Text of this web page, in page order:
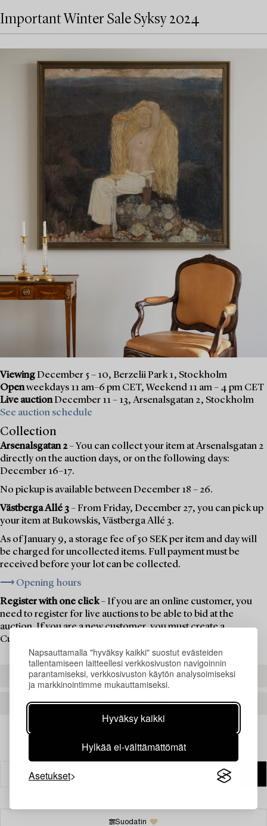
Napsauttamalla "hyväksy kaikki" suostut evästeiden
tallentamiseen laitteellesi verkkosivuston navigoinnin
parantamiseksi, verkkosivuston käytön analysoimiseksi
ja markkinointimme mukauttamiseksi.
Hyväksy kaikki
Hylkää ei-välttämättömät
Asetukset
Important Winter Sale Syksy 2024
ViewingDecember 5 – 10, Berzelii Park 1, Stockholm
Openweekdays 11 am–6 pm CET, Weekend 11 am – 4 pm CET
Live auctionDecember 11 – 13, Arsenalsgatan 2, Stockholm
See auction schedule
Collection
Arsenalsgatan 2– You can collect your item at Arsenalsgatan 2
directly on the auction days, or on the following days:
December 16–17.
No pickup is available between December 18 – 26.
Västberga Allé 3– From Friday, December 27, you can pick up
your item at Bukowskis, Västberga Allé 3.
As of January 9, a storage fee of 50 SEK per item and day will
be charged for uncollected items. Full payment must be
received before your lot can be collected.
⟶ Opening hours
Register with one click– If you are an online customer, you
need to register for live auctions to be able to bid at the
auction. If you are a new customer, you must create a
Customer Account first.
REGISTER TO BID
CREATE AN ACCOUNT
Suodatin